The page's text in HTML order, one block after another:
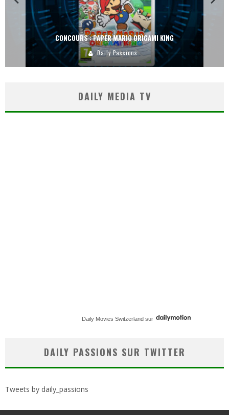
CONCOURS : PAPER MARIO ORIGAMI KING
Daily Passions
DAILY MEDIA TV
Daily Movies Switzerland sur
DAILY PASSIONS SUR TWITTER
Tweets by daily_passions